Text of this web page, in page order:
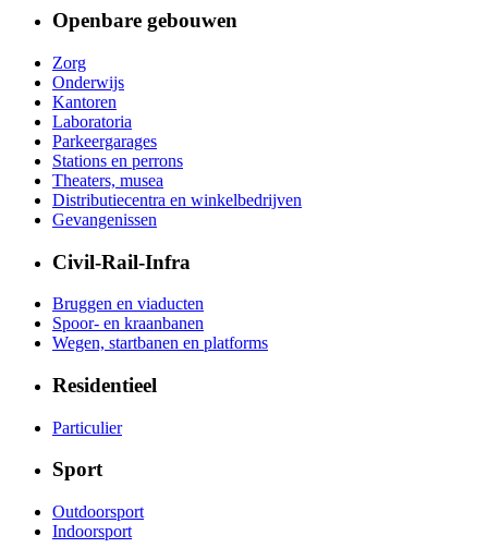
Openbare gebouwen
Zorg
Onderwijs
Kantoren
Laboratoria
Parkeergarages
Stations en perrons
Theaters, musea
Distributiecentra en winkelbedrijven
Gevangenissen
Civil-Rail-Infra
Bruggen en viaducten
Spoor- en kraanbanen
Wegen, startbanen en platforms
Residentieel
Particulier
Sport
Outdoorsport
Indoorsport